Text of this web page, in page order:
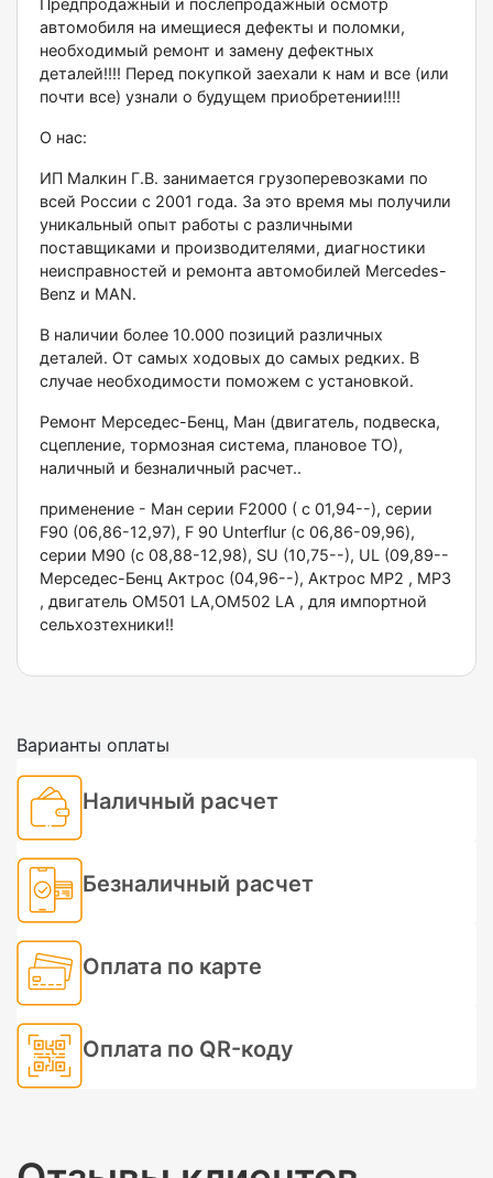
Предпродажный и послепродажный осмотр
автомобиля на имещиеся дефекты и поломки,
необходимый ремонт и замену дефектных
деталей!!!! Перед покупкой заехали к нам и все (или
почти все) узнали о будущем приобретении!!!!
О нас:
ИП Малкин Г.В. занимается грузоперевозками по
всей России с 2001 года. За это время мы получили
уникальный опыт работы с различными
поставщиками и производителями, диагностики
неисправностей и ремонта автомобилей Меrсеdеs-
Веnz и МАN.
В наличии более 10.000 позиций различных
деталей. От самых ходовых до самых редких. В
случае необходимости поможем с установкой.
Ремонт Мерседес-Бенц, Ман (двигатель, подвеска,
сцепление, тормозная система, плановое ТО),
наличный и безналичный расчет..
применение - Ман серии F2000 ( с 01,94--), серии
F90 (06,86-12,97), F 90 Untеrflur (с 06,86-09,96),
серии М90 (с 08,88-12,98), SU (10,75--), UL (09,89--
Мерседес-Бенц Актрос (04,96--), Актрос МР2 , МР3
, двигатель ОМ501 LА,ОМ502 LА , для импортной
сельхозтехники!!
Варианты оплаты
Наличный расчет
Безналичный расчет
Оплата по карте
Оплата по QR-коду